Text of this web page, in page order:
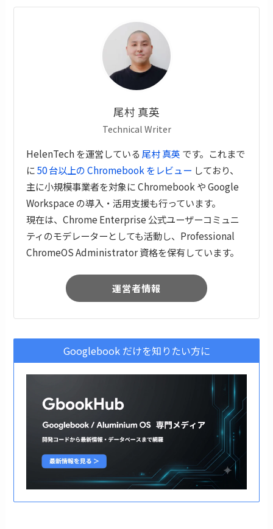
尾村 真英
Technical Writer
HelenTech を運営している 尾村 真英 です。これまで
に50 台以上の Chromebook をレビュー しており、
主に小規模事業者を対象に Chromebook や Google
Workspace の導入・活用支援も行っています。
現在は、Chrome Enterprise 公式ユーザーコミュニ
ティのモデレーターとしても活動し、Professional
ChromeOS Administrator 資格を保有しています。
運営者情報
Googlebook だけを知りたい方に